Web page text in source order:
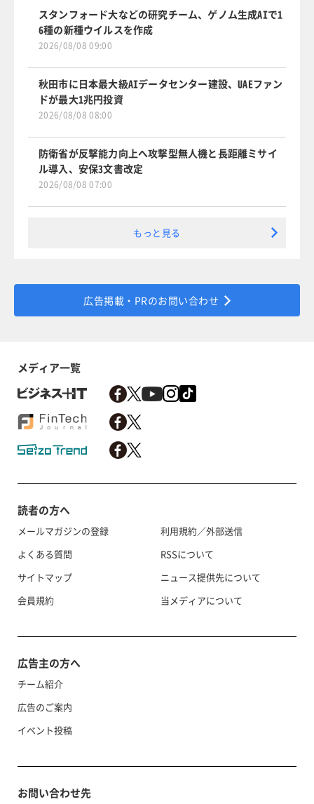
スタンフォード大などの研究チーム、ゲノム生成AIで1
6種の新種ウイルスを作成
2026/08/08 09:00
秋田市に日本最大級AIデータセンター建設、UAEファン
ドが最大1兆円投資
2026/08/08 08:00
防衛省が反撃能力向上へ攻撃型無人機と長距離ミサイ
ル導入、安保3文書改定
2026/08/08 07:00
もっと見る
広告掲載・PRのお問い合わせ
メディア一覧
読者の方へ
メールマガジンの登録
よくある質問
サイトマップ
会員規約
利用規約／外部送信
RSSについて
ニュース提供先について
当メディアについて
広告主の方へ
チーム紹介
広告のご案内
イベント投稿
お問い合わせ先